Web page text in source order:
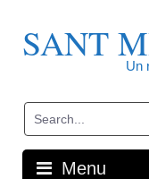
contentSANT
Un
Menu